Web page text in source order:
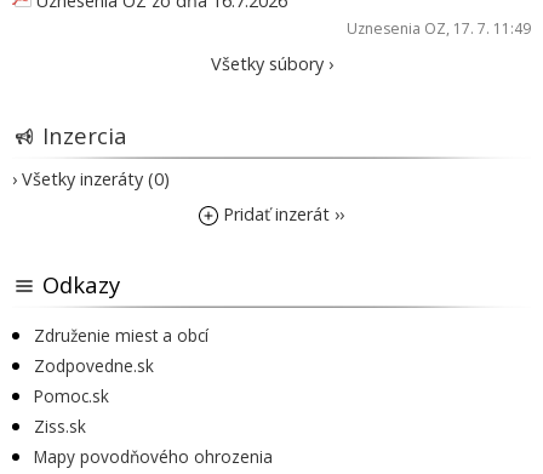
Uznesenia OZ, 17. 7. 11:49
Všetky súbory ›
Inzercia
› Všetky inzeráty (0)
Pridať inzerát ››
Odkazy
Združenie miest a obcí
Zodpovedne.sk
Pomoc.sk
Ziss.sk
Mapy povodňového ohrozenia